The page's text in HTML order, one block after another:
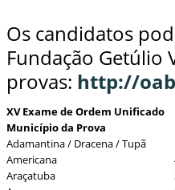
Os candidatos
Fundação Getúlio
provas: http://
XV Exame de Ordem Unificado
Município da Prova
Adamantina / Dracena / Tupã
Americana
Araçatuba